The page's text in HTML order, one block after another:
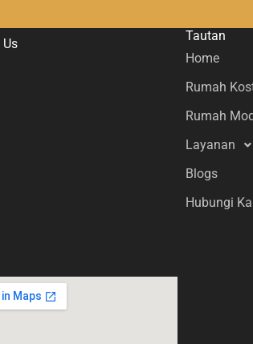
Tautan
Home
Rumah
Rumah
Layanan
Blogs
Hubungi